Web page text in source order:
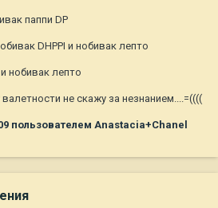
паппи DP
DHPPI и нобивак лепто
нобивак лепто
не скажу за незнанием....=((((
пользователем Anastacia+Chanel